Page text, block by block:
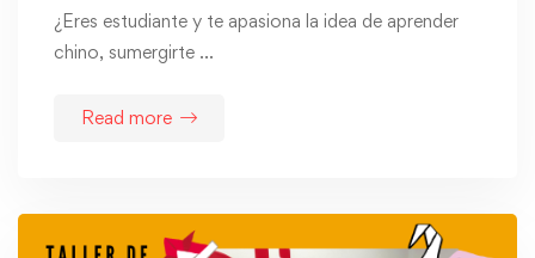
¿Eres estudiante y te apasiona la idea de aprender
chino, sumergirte …
Read more